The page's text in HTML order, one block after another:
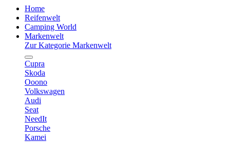
Home
Reifenwelt
Camping World
Markenwelt
Zur Kategorie Markenwelt
Cupra
Skoda
Ooono
Volkswagen
Audi
Seat
NeedIt
Porsche
Kamei